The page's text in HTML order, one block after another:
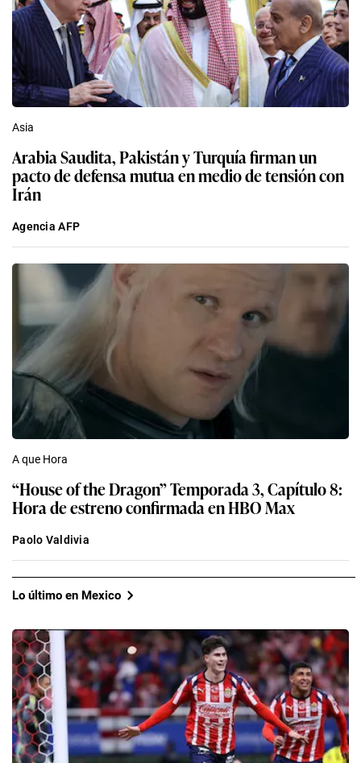
Asia
Arabia Saudita, Pakistán y Turquía firman un
pacto de defensa mutua en medio de tensión con
Irán
Agencia AFP
A que Hora
“House of the Dragon” Temporada 3, Capítulo 8:
Hora de estreno confirmada en HBO Max
Paolo Valdivia
Lo último en Mexico